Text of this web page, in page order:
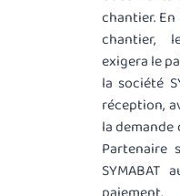
chantier.
chantier,
exigera le
la société
réception,
la
Partenaire